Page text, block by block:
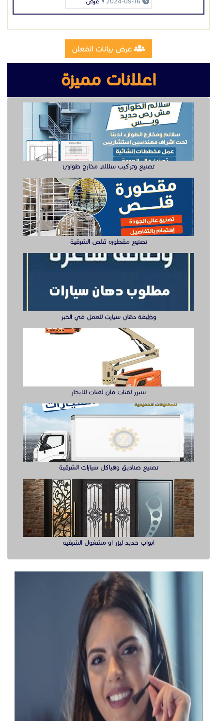
تصنيع وتركيب سلالم مخارج طوارئ
تصنيع مقطوره قلص الشرقية
وظيفة دهان سيارت للعمل في الخبر
تصنيع صناديق وهياكل سيارات الشرقية
ابواب حديد ليزر او مشغول الشرقيه